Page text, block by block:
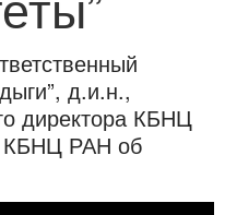
д.и.н.,
директора КБНЦ
КБНЦ РАН об